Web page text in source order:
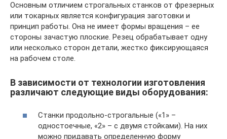
Основным отличием строгальных станков от фрезерных
или токарных является конфигурация заготовки и
принцип работы. Она не имеет формы вращения – ее
стороны зачастую плоские. Резец обрабатывает одну
или несколько сторон детали, жестко фиксирующаяся
на рабочем столе.
В зависимости от технологии изготовления
различают следующие виды оборудования:
Станки продольно-строгальные («1» –
одностоечные, «2» – с двумя стойками). На них
можно придавать определенную форму